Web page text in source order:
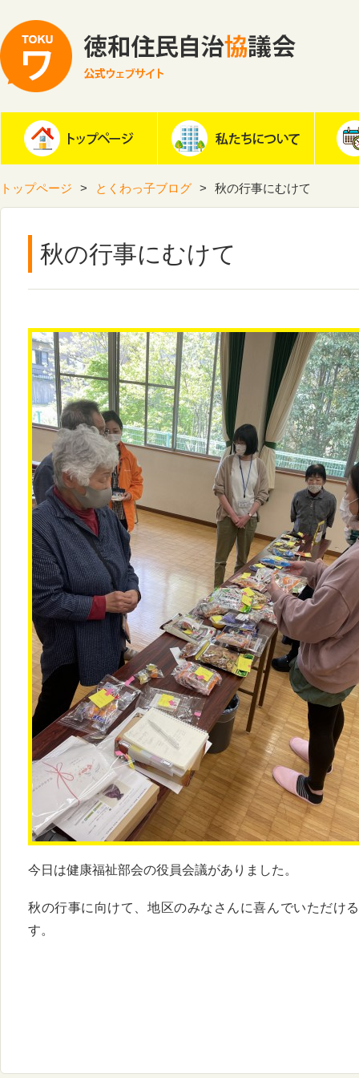
トップページ とくわっ子ブログ 秋の行事にむけて
秋の行事にむけて
今日は健康福祉部会の役員会議がありました。
秋の行事に向けて、地区のみなさんに喜んでいただけ
す。